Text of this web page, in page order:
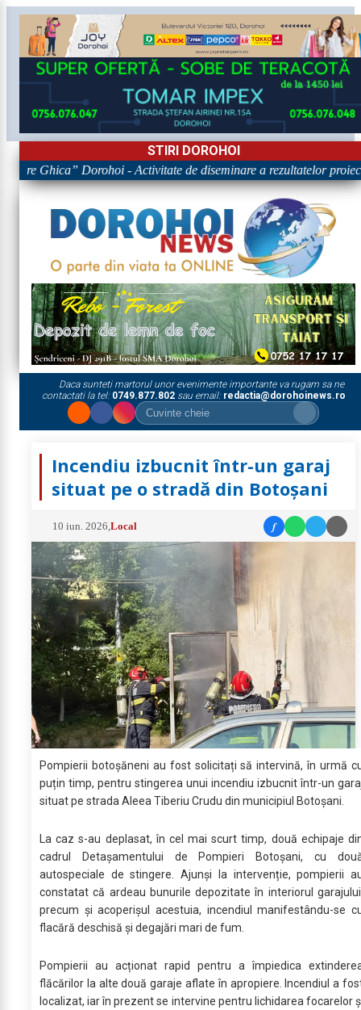
STIRI DOROHOI
Ghica” Dorohoi - Activitate de diseminare a rezultatelor
Daca sunteti martorul unor evenimente importante va rugam sa ne
contactati la tel: 0749.877.802sau email: redactia@dorohoinews.ro
Incendiu izbucnit într-un garaj
situat pe o stradă din Botoșani
10 iun. 2026 ,Local f
Pompierii botoșăneni au fost solicitați să intervină, în urmă
puțin timp, pentru stingerea unui incendiu izbucnit într-un
situat pe strada Aleea Tiberiu Crudu din municipiul Botoșani.
La caz s-au deplasat, în cel mai scurt timp, două echipaje
cadrul Detașamentului de Pompieri Botoșani, cu
autospeciale de stingere. Ajunși la intervenție, pompierii
constatat că ardeau bunurile depozitate în interiorul
precum și acoperișul acestuia, incendiul manifestându-se
flacără deschisă și degajări mari de fum.
Pompierii au acționat rapid pentru a împiedica
flăcărilor la alte două garaje aflate în apropiere. Incendiul a
localizat, iar în prezent se intervine pentru lichidarea focarelor